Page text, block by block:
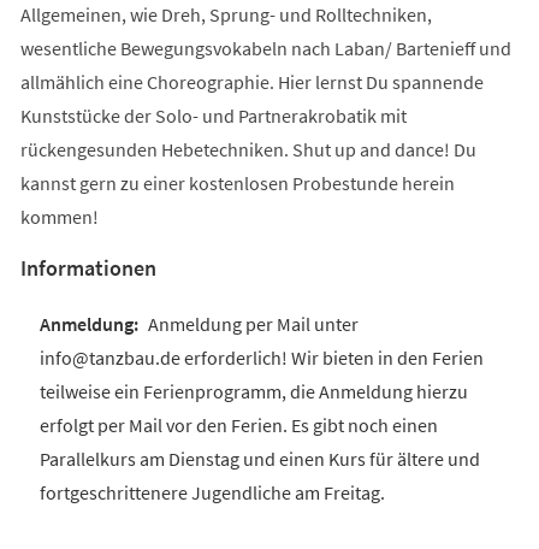
Allgemeinen, wie Dreh, Sprung- und Rolltechniken,
wesentliche Bewegungsvokabeln nach Laban/ Bartenieff und
allmählich eine Choreographie. Hier lernst Du spannende
Kunststücke der Solo- und Partnerakrobatik mit
rückengesunden Hebetechniken. Shut up and dance! Du
kannst gern zu einer kostenlosen Probestunde herein
kommen!
Informationen
Anmeldung per Mail unter
info@tanzbau.de erforderlich! Wir bieten in den Ferien
teilweise ein Ferienprogramm, die Anmeldung hierzu
erfolgt per Mail vor den Ferien. Es gibt noch einen
Parallelkurs am Dienstag und einen Kurs für ältere und
fortgeschrittenere Jugendliche am Freitag.